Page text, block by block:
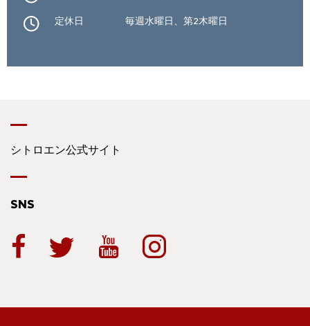
定休日 毎週水曜日、第2木曜日
シトロエン公式サイト
SNS